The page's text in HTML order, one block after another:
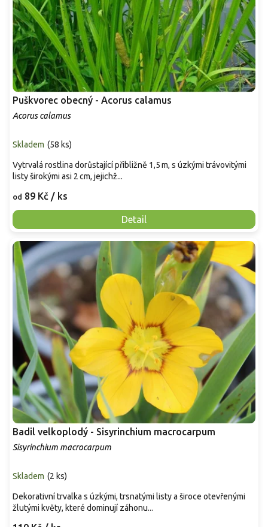
Puškvorec obecný - Acorus calamus
Acorus calamus
Skladem (58 ks)
od 89 Kč / ks
Detail
Vytrvalá rostlina dorůstající přibližně 1,5 m, s úzkými trávovitými
listy širokými asi 2 cm, jejichž...
Badil velkoplodý - Sisyrinchium macrocarpum
Sisyrinchium macrocarpum
Skladem (2 ks)
Dekorativní trvalka s úzkými, trsnatými listy a široce otevřenými
žlutými květy, které dominují záhonu...